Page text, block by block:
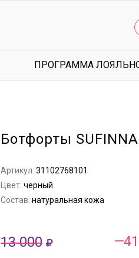
ПРОГРАММА
Ботфорты SUFINNA
Артикул:31102768101
Цвет:черный
Состав:натуральная кожа
13 000